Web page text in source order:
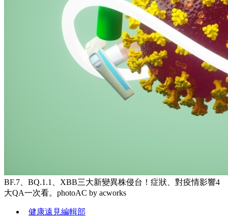
BF.7、BQ.1.1、XBB三大新變異株侵台！症狀、對疫情影響4
大QA一次看。photoAC by acworks
健康遠見編輯部